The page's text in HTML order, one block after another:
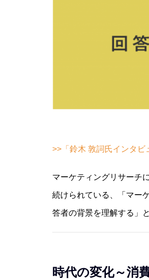
>>「鈴木 敦詞氏インタ
マーケティングリサーチ
続けられている、「マー
答者の背景を理解する」
時代の変化～消